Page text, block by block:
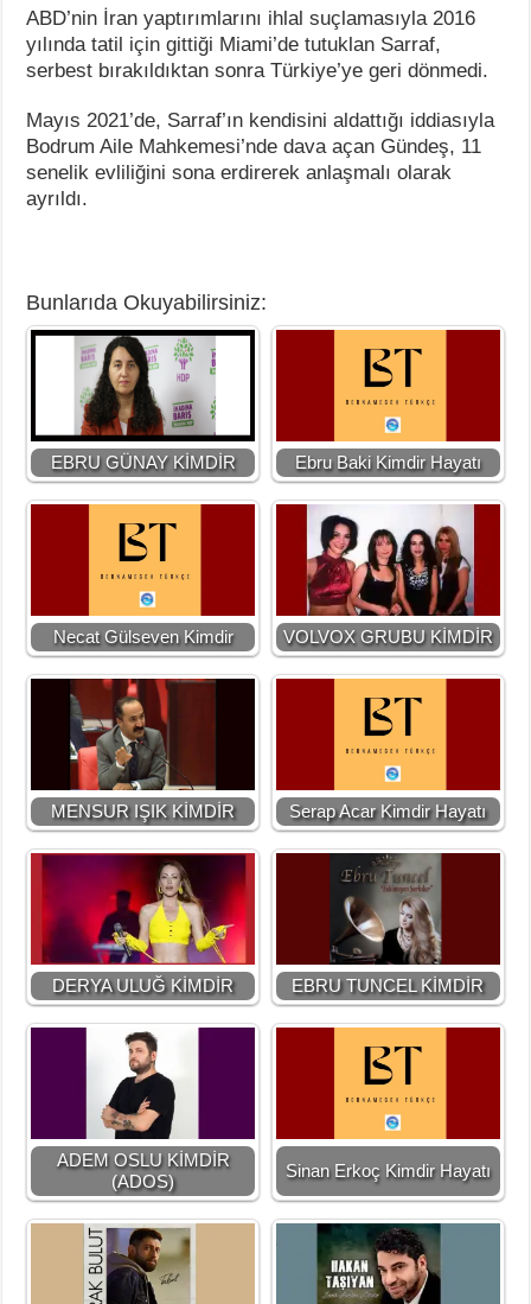
ABD’nin İran yaptırımlarını ihlal suçlamasıyla 2016
yılında tatil için gittiği Miami’de tutuklan Sarraf,
serbest bırakıldıktan sonra Türkiye’ye geri dönmedi.
Mayıs 2021’de, Sarraf’ın kendisini aldattığı iddiasıyla
Bodrum Aile Mahkemesi’nde dava açan Gündeş, 11
senelik evliliğini sona erdirerek anlaşmalı olarak
ayrıldı.
Bunlarıda Okuyabilirsiniz:
EBRU GÜNAY KİMDİR Ebru Baki Kimdir Hayatı
Necat Gülseven Kimdir VOLVOX GRUBU KİMDİR
MENSUR IŞIK KİMDİR Serap Acar Kimdir Hayatı
DERYA ULUĞ KİMDİR EBRU TUNCEL KİMDİR
ADEM OSLU KİMDİR
(ADOS)
Sinan Erkoç Kimdir Hayatı